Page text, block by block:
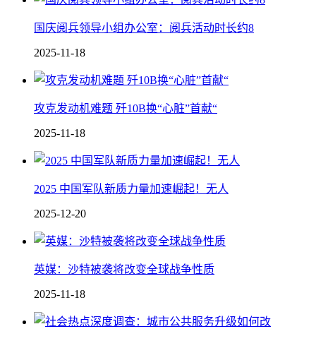
国庆阅兵领导小组办公室：阅兵活动时长约8
2025-11-18
攻克发动机难题 歼10B换“心脏”首献“
2025-11-18
2025 中国军队新质力量加速崛起！无人
2025-12-20
英媒：沙特被袭将改变全球战争性质
2025-11-18